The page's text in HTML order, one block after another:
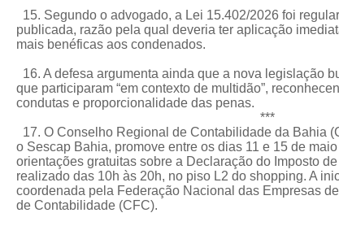
15. Segundo o advogado, a Lei 15.402/2026 foi
publicada, razão pela qual deveria ter aplicação
mais benéficas aos condenados.
16. A defesa argumenta ainda que a nova legislação
que participaram “em contexto de multidão”,
condutas e proporcionalidade das penas.
***
17. O Conselho Regional de Contabilidade da Bahia
o Sescap Bahia, promove entre os dias 11 e 15 de
orientações gratuitas sobre a Declaração do Imposto
realizado das 10h às 20h, no piso L2 do shopping. A
coordenada pela Federação Nacional das Empresas
de Contabilidade (CFC).